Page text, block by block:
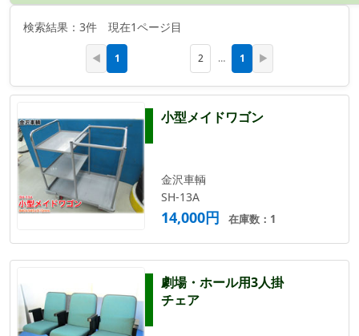
検索結果：3件 現在1ページ目
◀ 1 2 … 1 ▶
小型メイドワゴン
金沢車輌
SH-13A
14,000円 在庫数：1
劇場・ホール用3人掛
チェア